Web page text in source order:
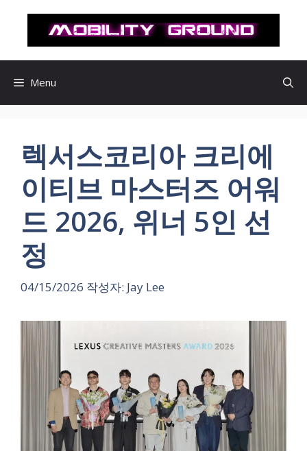
로
Menu
렉서스코리아 크리에
이티브 마스터즈 어워
드 2026, 위너 5인 선
정
04/15/2026 작성자: Jay Lee